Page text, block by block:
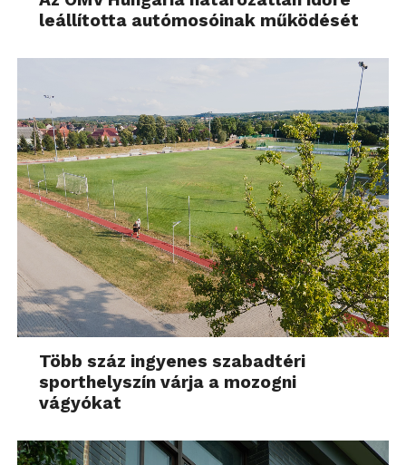
leállította autómosóinak működését
Több száz ingyenes szabadtéri
sporthelyszín várja a mozogni
vágyókat